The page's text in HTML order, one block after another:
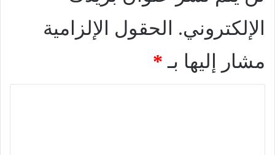
الإلكتروني.
الحقول الإلزامية
مشار إليها بـ *